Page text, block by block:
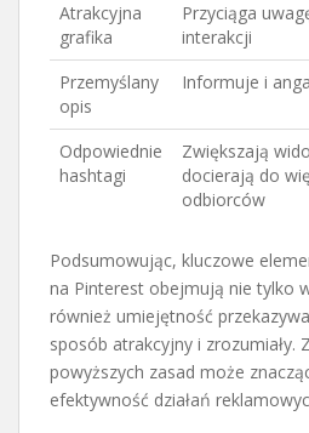
Atrakcyjna
grafika
Przyciąga
interakcji
Przemyślany
opis
Informuje i
Odpowiednie
hashtagi
Zwiększają
docierają do
odbiorców
Podsumowując, kluczowe
na Pinterest obejmują nie tylko
również umiejętność
sposób atrakcyjny i zrozumiały.
powyższych zasad może
efektywność działań